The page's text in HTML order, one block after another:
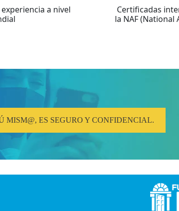
a nivel
Certificadas
la NAF
MISM@, ES SEGURO Y CONFIDENCIAL.